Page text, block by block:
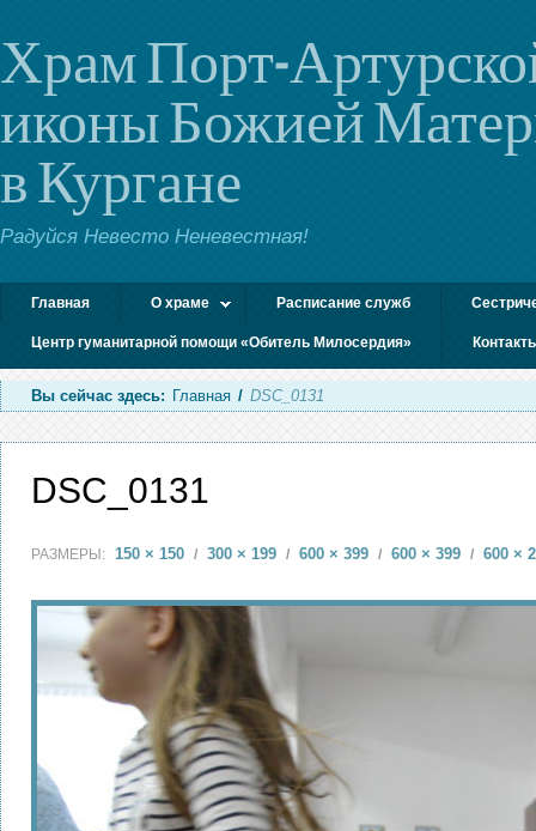
Храм Порт-
иконы Божией
в Кургане
Радуйся Невесто Неневестная!
Главная О храме Расписание служб
Центр гуманитарной помощи «Обитель Милосердия»
Вы сейчас здесь: Главная / DSC_0131
DSC_0131
РАЗМЕРЫ: 150 × 150 / 300 × 199 / 600 × 399 / 600 × 399 / 600 ×